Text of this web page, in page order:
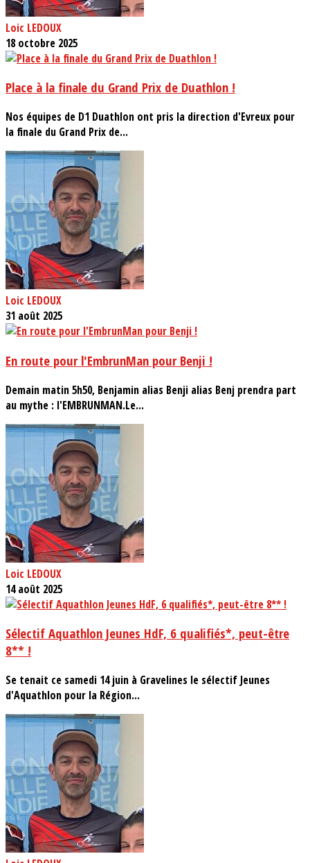
Loic LEDOUX
18 octobre 2025
Place à la finale du Grand Prix de Duathlon !
Nos équipes de D1 Duathlon ont pris la direction d'Evreux pour
la finale du Grand Prix de...
Loic LEDOUX
31 août 2025
En route pour l'EmbrunMan pour Benji !
Demain matin 5h50, Benjamin alias Benji alias Benj prendra part
au mythe : l'EMBRUNMAN.Le...
Loic LEDOUX
14 août 2025
Sélectif Aquathlon Jeunes HdF, 6 qualifiés*, peut-être
8** !
Se tenait ce samedi 14 juin à Gravelines le sélectif Jeunes
d'Aquathlon pour la Région...